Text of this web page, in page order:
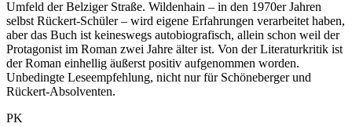
Umfeld der Belziger Straße. Wildenhain – in den 1970er Jahren
selbst Rückert-Schüler – wird eigene Erfahrungen verarbeitet haben,
aber das Buch ist keineswegs autobiografisch, allein schon weil der
Protagonist im Roman zwei Jahre älter ist. Von der Literaturkritik ist
der Roman einhellig äußerst positiv aufgenommen worden.
Unbedingte Leseempfehlung, nicht nur für Schöneberger und
Rückert-Absolventen.
PK